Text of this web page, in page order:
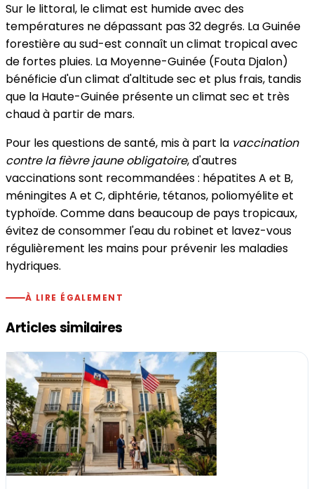
Sur le littoral, le climat est humide avec des
températures ne dépassant pas 32 degrés. La Guinée
forestière au sud-est connaît un climat tropical avec
de fortes pluies. La Moyenne-Guinée (Fouta Djalon)
bénéficie d'un climat d'altitude sec et plus frais, tandis
que la Haute-Guinée présente un climat sec et très
chaud à partir de mars.
Pour les questions de santé, mis à part la vaccination
contre la fièvre jaune obligatoire, d'autres
vaccinations sont recommandées : hépatites A et B,
méningites A et C, diphtérie, tétanos, poliomyélite et
typhoïde. Comme dans beaucoup de pays tropicaux,
évitez de consommer l'eau du robinet et lavez-vous
régulièrement les mains pour prévenir les maladies
hydriques.
À LIRE ÉGALEMENT
Articles similaires